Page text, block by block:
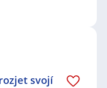
svojí